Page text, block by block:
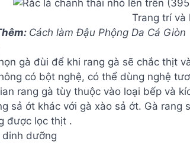
Trang trí và
Cách làm Đậu Phộng Da Cá Giòn
gà đùi để khi rang gà sẽ chắc thịt
có bột nghệ, có thể dùng nghệ
rang gà tùy thuộc vào loại bếp và
sả ớt khác với gà xào sả ớt. Gà
được lọc thịt .
dinh dưỡng